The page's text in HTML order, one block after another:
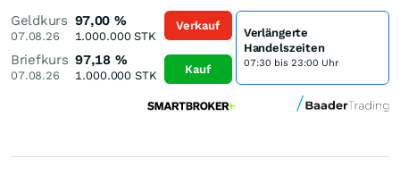
Geldkurs
07.08.26
97,00 %
1.000.000STK
Briefkurs
07.08.26
97,18 %
1.000.000 STK
Verkauf
Kauf
Verlängerte
Handelszeiten
07:30 bis 23:00 Uhr